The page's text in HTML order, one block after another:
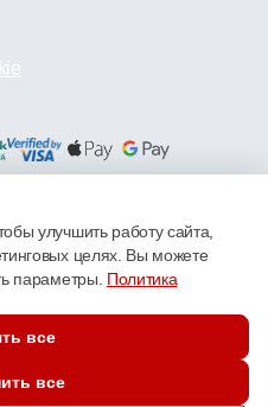
ECOM
улучшить работу сайта,
целях. Вы можете
параметры. Политика
все
все